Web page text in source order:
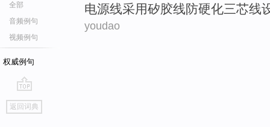
全部
音频例句
视频例句
权威例句
go
top
返回词典
电源线采用矽胶线防硬化三芯线
youdao